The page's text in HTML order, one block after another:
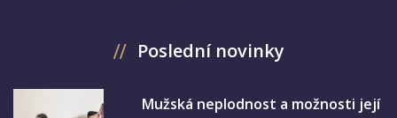
Poslední novinky
Mužská neplodnost a možnosti její